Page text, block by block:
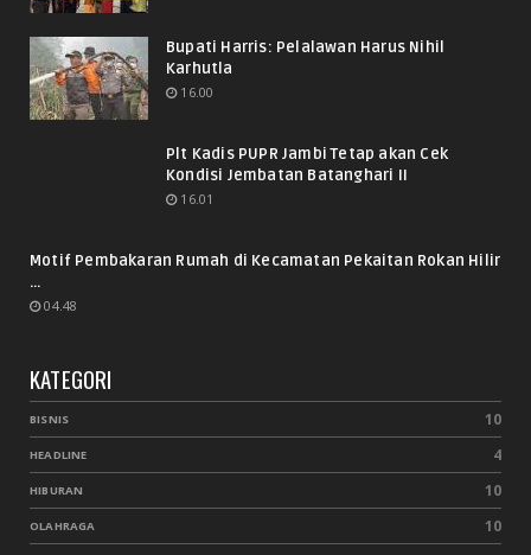
Bupati Harris: Pelalawan Harus Nihil
Karhutla
16.00
Plt Kadis PUPR Jambi Tetap akan Cek
Kondisi Jembatan Batanghari II
16.01
Motif Pembakaran Rumah di Kecamatan Pekaitan Rokan Hilir
...
04.48
KATEGORI
BISNIS 10
HEADLINE 4
HIBURAN 10
OLAHRAGA 10